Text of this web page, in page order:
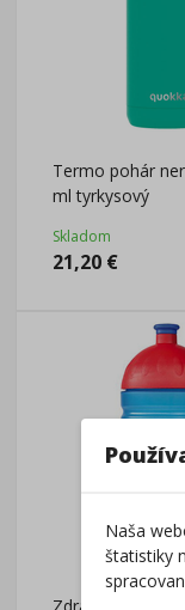
Termo pohár
ml tyrkysový
Skladom
21,20 €
Naša
štatistiky